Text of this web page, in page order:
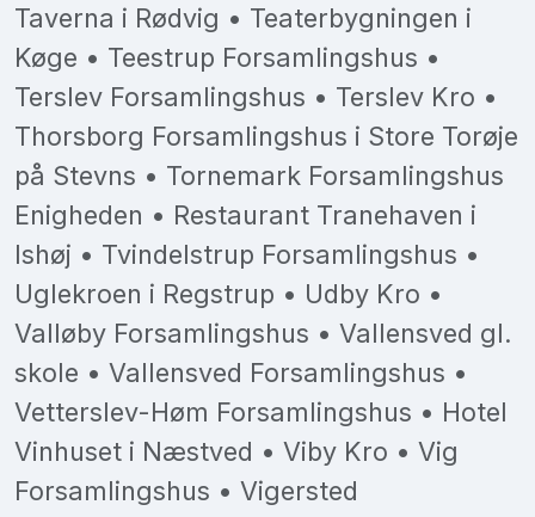
Taverna i Rødvig • Teaterbygningen i
Køge • Teestrup Forsamlingshus •
Terslev Forsamlingshus • Terslev Kro •
Thorsborg Forsamlingshus i Store Torøje
på Stevns • Tornemark Forsamlingshus
Enigheden • Restaurant Tranehaven i
Ishøj • Tvindelstrup Forsamlingshus •
Uglekroen i Regstrup • Udby Kro •
Valløby Forsamlingshus • Vallensved gl.
skole • Vallensved Forsamlingshus •
Vetterslev-Høm Forsamlingshus • Hotel
Vinhuset i Næstved • Viby Kro • Vig
Forsamlingshus • Vigersted